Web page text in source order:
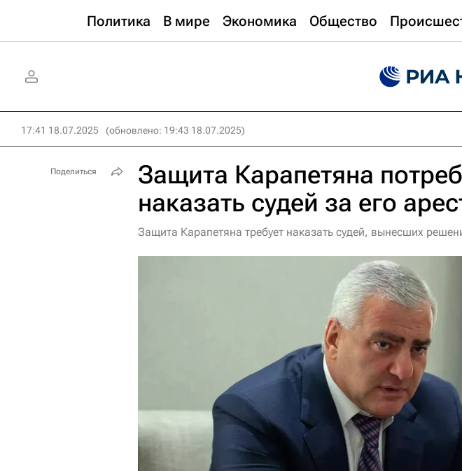
Политика В мире Экономика Общество
17:41 18.07.2025 (обновлено: 19:43 18.07.2025)
Защита Карапетяна
наказать судей за его
Защита Карапетяна требует наказать судей, вынесших
Поделиться